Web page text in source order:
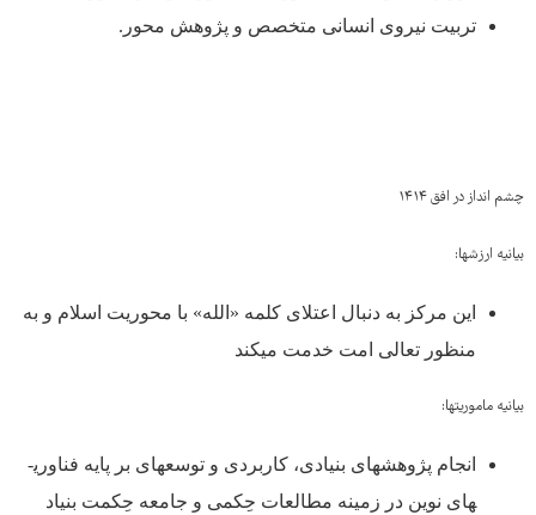
تربیت نیروی انسانی متخصص و پژوهش محور.
چشم انداز در افق ۱۴۱۴
بیانیه ارزش­ها:
این مرکز به دنبال اعتلای کلمه «الله» با محوریت اسلام و به
منظور تعالی امت خدمت می­کند
بیانیه ماموریت­ها:
انجام پژوهش­های بنیادی، کاربردی و توسعه­ای بر پایه فناوری­
های نوین در زمینه مطالعات حِکمی و جامعه حِکمت بنیاد